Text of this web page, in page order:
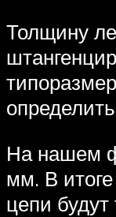
Толщину
На нашем
мм. В итоге
цепи будут